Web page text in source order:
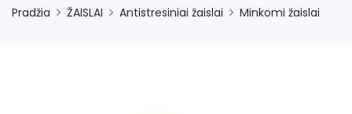
Pradžia ŽAISLAI Antistresiniai žaislai Minkomi žaislai